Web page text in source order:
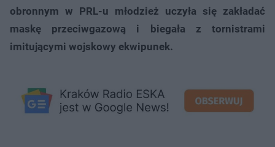
obronnym w PRL-u młodzież uczyła się zakładać
maskę przeciwgazową i biegała z tornistrami
imitującymi wojskowy ekwipunek.